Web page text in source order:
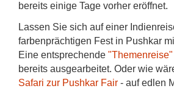
bereits einige Tage vorher eröffnet.
Lassen Sie sich auf einer
farbenprächtigen Fest in Pushkar
Eine entsprechende "Themenreise"
bereits ausgearbeitet. Oder wie
Safari zur Pushkar Fair - auf edlen